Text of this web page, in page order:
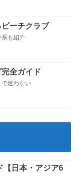
ーチクラブ
系も紹介
全ガイド
で迷わない
【日本・アジア6